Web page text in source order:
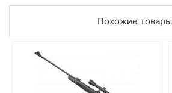
Похожие товары